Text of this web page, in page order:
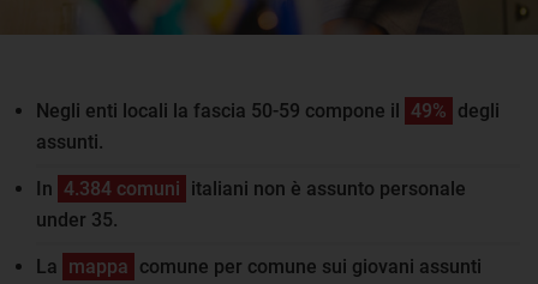
Negli enti locali la fascia 50-59 compone il 49% degli
assunti.
In 4.384 comuni italiani non è assunto personale
under 35.
La mappa comune per comune sui giovani assunti